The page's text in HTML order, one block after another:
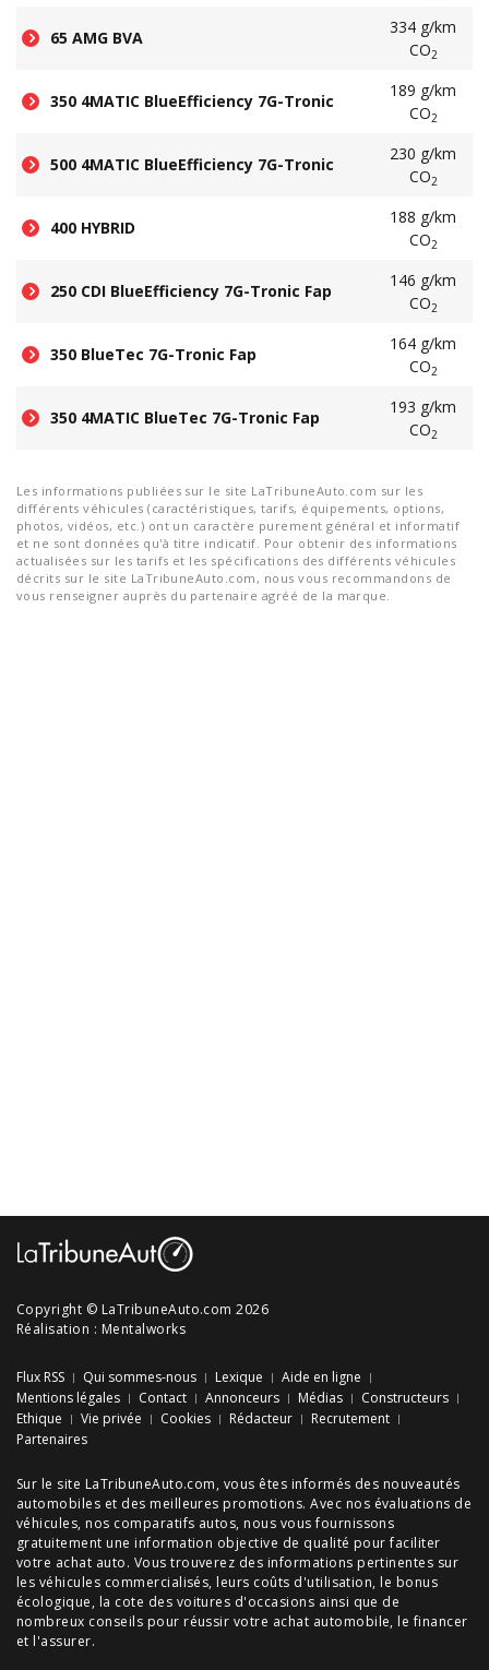
65 AMG BVA
334 g/km
CO2
350 4MATIC BlueEfficiency 7G-Tronic
189 g/km
CO2
500 4MATIC BlueEfficiency 7G-Tronic
230 g/km
CO2
400 HYBRID
188 g/km
CO2
250 CDI BlueEfficiency 7G-Tronic Fap
146 g/km
CO2
350 BlueTec 7G-Tronic Fap
164 g/km
CO2
350 4MATIC BlueTec 7G-Tronic Fap
193 g/km
CO2
Les informations publiées sur le site LaTribuneAuto.com sur les
différents véhicules (caractéristiques, tarifs, équipements, options,
photos, vidéos, etc.) ont un caractère purement général et informatif
et ne sont données qu'à titre indicatif. Pour obtenir des informations
actualisées sur les tarifs et les spécifications des différents véhicules
décrits sur le site LaTribuneAuto.com, nous vous recommandons de
vous renseigner auprès du partenaire agréé de la marque.
Copyright © LaTribuneAuto.com 2026
Réalisation : Mentalworks
Flux RSS Qui sommes-nous Lexique
Aide en ligne
Mentions légales
Contact Annonceurs Médias
Constructeurs
Ethique
Vie privée Cookies Rédacteur
Recrutement
Partenaires
Sur le site LaTribuneAuto.com, vous êtes informés des nouveautés
automobiles et des meilleures promotions. Avec nos évaluations de
véhicules, nos comparatifs autos, nous vous fournissons
gratuitement une information objective de qualité pour faciliter
votre achat auto. Vous trouverez des informations pertinentes sur
les véhicules commercialisés, leurs coûts d'utilisation, le bonus
écologique, la cote des voitures d'occasions ainsi que de
nombreux conseils pour réussir votre achat automobile, le financer
et l'assurer.